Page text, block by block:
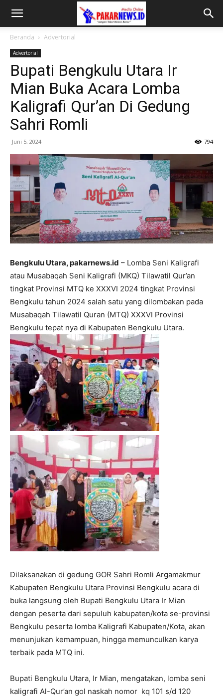
Beranda Advertorial
Advertorial
Bupati Bengkulu Utara Ir
Mian Buka Acara Lomba
Kaligrafi Qur’an Di Gedung
Sahri Romli
Juni 5, 2024 794
Bengkulu Utara, pakarnews.id – Lomba Seni Kaligrafi
atau Musabaqah Seni Kaligrafi (MKQ) Tilawatil Qur’an
tingkat Provinsi MTQ ke XXXVI 2024 tingkat Provinsi
Bengkulu tahun 2024 salah satu yang dilombakan pada
Musabaqah Tilawatil Quran (MTQ) XXXVI Provinsi
Bengkulu tepat nya di Kabupaten Bengkulu Utara.
Dilaksanakan di gedung GOR Sahri Romli Argamakmur
Kabupaten Bengkulu Utara Provinsi Bengkulu acara di
buka langsung oleh Bupati Bengkulu Utara Ir Mian
dengan peserta dari sepuluh kabupaten/kota se-provinsi
Bengkulu peserta lomba Kaligrafi Kabupaten/Kota, akan
menunjukan kemampuan, hingga memunculkan karya
terbaik pada MTQ ini.
Bupati Bengkulu Utara, Ir Mian, mengatakan, lomba seni
kaligrafi Al-Qur’an gol naskah nomor kq 101 s/d 120